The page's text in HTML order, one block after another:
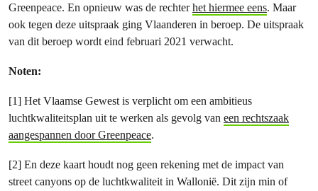
Greenpeace. En opnieuw was de rechterhet hiermee eens. Maar
ook tegen deze uitspraak ging Vlaanderen in beroep. De uitspraak
van dit beroep wordt eind februari 2021 verwacht.
Noten:
[1] Het Vlaamse Gewest is verplicht om een ambitieus
luchtkwaliteitsplan uit te werken als gevolg van een rechtszaak
aangespannen door Greenpeace.
[2] En deze kaart houdt nog geen rekening met de impact van
street canyons op de luchtkwaliteit in Wallonië. Dit zijn min of